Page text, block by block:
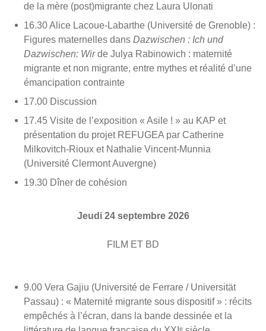
de la mère (post)migrante chez Laura Ulonati
16.30 Alice Lacoue-Labarthe (Université de Grenoble) :
Figures maternelles dans Dazwischen : Ich und
Dazwischen: Wirde Julya Rabinowich : maternité
migrante et non migrante, entre mythes et réalité d’une
émancipation contrainte
17.00 Discussion
17.45 Visite de l’exposition « Asile ! » au KAP et
présentation du projet REFUGEA par Catherine
Milkovitch-Rioux et Nathalie Vincent-Munnia
(Université Clermont Auvergne)
19.30 Dîner de cohésion
Jeudi 24 septembre 2026
FILM ET BD
9.00 Vera Gajiu (Université de Ferrare / Universität
Passau) : « Maternité migrante sous dispositif » : récits
empêchés à l’écran, dans la bande dessinée et la